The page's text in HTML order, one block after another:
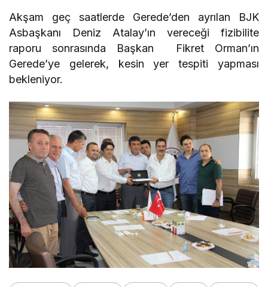
Akşam geç saatlerde Gerede’den ayrılan BJK
Asbaşkanı Deniz Atalay’ın vereceği fizibilite
raporu sonrasında Başkan Fikret Orman’ın
Gerede’ye gelerek, kesin yer tespiti yapması
bekleniyor.